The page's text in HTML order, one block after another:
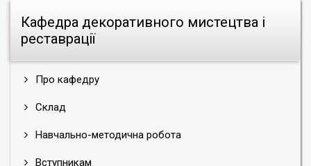
Кафедра декоративного мистецтва і
реставрації
Про кафедру
Склад
Навчально-методична робота
Вступникам